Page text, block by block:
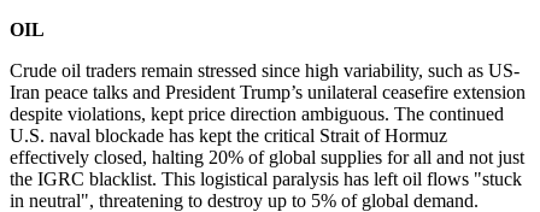
OIL
Crude oil traders remain stressed since high variability, such as US-
Iran peace talks and President Trump’s unilateral ceasefire extension
despite violations, kept price direction ambiguous. The continued
U.S. naval blockade has kept the critical Strait of Hormuz
effectively closed, halting 20% of global supplies for all and not just
the IGRC blacklist. This logistical paralysis has left oil flows "stuck
in neutral", threatening to destroy up to 5% of global demand.